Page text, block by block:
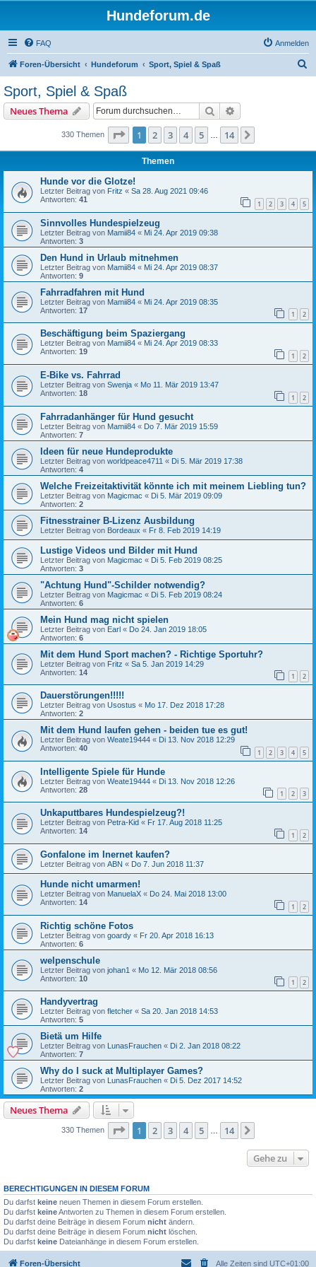
Hundeforum.de
FAQ Anmelden
Foren-Übersicht Hundeforum Sport, Spiel & Spaß
Sport, Spiel & Spaß
Neues Thema Suche
330 Themen Seite 1von 14
1 2 3 4 5 14
Themen
Hunde vor die Glotze!
Letzter Beitrag von Fritz « Sa 28. Aug 2021 09:46
Antworten: 41 1 2 3 4 5
Sinnvolles Hundespielzeug
Letzter Beitrag von Mamii84 « Mi 24. Apr 2019 09:38
Antworten: 3
Den Hund in Urlaub mitnehmen
Letzter Beitrag von Mamii84 « Mi 24. Apr 2019 08:37
Antworten: 9
Fahrradfahren mit Hund
Letzter Beitrag von Mamii84 « Mi 24. Apr 2019 08:35
Antworten: 17 1 2
Beschäftigung beim Spaziergang
Letzter Beitrag von Mamii84 « Mi 24. Apr 2019 08:33
Antworten: 19 1 2
E-Bike vs. Fahrrad
Letzter Beitrag von Swenja « Mo 11. Mär 2019 13:47
Antworten: 18 1 2
Fahrradanhänger für Hund gesucht
Letzter Beitrag von Mamii84 « Do 7. Mär 2019 15:59
Antworten: 7
Ideen für neue Hundeprodukte
Letzter Beitrag von worldpeace4711 « Di 5. Mär 2019 17:38
Antworten: 4
Welche Freizeitaktivität könnte ich mit meinem Liebling tun?
Letzter Beitrag von Magicmac « Di 5. Mär 2019 09:09
Antworten: 2
Fitnesstrainer B-Lizenz Ausbildung
Letzter Beitrag von Bordeaux « Fr 8. Feb 2019 14:19
Lustige Videos und Bilder mit Hund
Letzter Beitrag von Magicmac « Di 5. Feb 2019 08:25
Antworten: 3
"Achtung Hund"-Schilder notwendig?
Letzter Beitrag von Magicmac « Di 5. Feb 2019 08:24
Antworten: 6
Mein Hund mag nicht spielen
Letzter Beitrag von Earl « Do 24. Jan 2019 18:05
Antworten: 6
Mit dem Hund Sport machen? - Richtige Sportuhr?
Letzter Beitrag von Fritz « Sa 5. Jan 2019 14:29
Antworten: 14 1 2
Dauerstörungen!!!!!
Letzter Beitrag von Usostus « Mo 17. Dez 2018 17:28
Antworten: 2
Mit dem Hund laufen gehen - beiden tue es gut!
Letzter Beitrag von Weate19444 « Di 13. Nov 2018 12:29
Antworten: 40 1 2 3 4 5
Intelligente Spiele für Hunde
Letzter Beitrag von Weate19444 « Di 13. Nov 2018 12:26
Antworten: 28 1 2 3
Unkaputtbares Hundespielzeug?!
Letzter Beitrag von Petra-Kid « Fr 17. Aug 2018 11:25
Antworten: 14 1 2
Gonfalone im Inernet kaufen?
Letzter Beitrag von ABN « Do 7. Jun 2018 11:37
Hunde nicht umarmen!
Letzter Beitrag von ManuelaX « Do 24. Mai 2018 13:00
Antworten: 14 1 2
Richtig schöne Fotos
Letzter Beitrag von goardy « Fr 20. Apr 2018 16:13
Antworten: 6
welpenschule
Letzter Beitrag von johan1 « Mo 12. Mär 2018 08:56
Antworten: 10 1 2
Handyvertrag
Letzter Beitrag von fletcher « Sa 20. Jan 2018 14:53
Antworten: 5
Bietä um Hilfe
Letzter Beitrag von LunasFrauchen « Di 2. Jan 2018 08:22
Antworten: 7
Why do I suck at Multiplayer Games?
Letzter Beitrag von LunasFrauchen « Di 5. Dez 2017 14:52
Antworten: 2
Neues Thema
330 Themen Seite 1von 14
1 2 3 4 5 … 14
Gehe zu
BERECHTIGUNGEN IN DIESEM FORUM
Du darfst keine neuen Themen in diesem Forum erstellen.
Du darfst keineAntworten zu Themen in diesem Forum erstellen.
Du darfst deine Beiträge in diesem Forum nicht ändern.
Du darfst deine Beiträge in diesem Forum nicht löschen.
Du darfst keine Dateianhänge in diesem Forum erstellen.
Foren-Übersicht Alle Zeiten sind UTC+01:00